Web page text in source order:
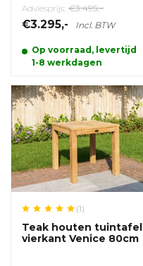
Adviesprijs: €3.495,-
€3.295,- Incl. BTW
Op voorraad, levertijd
1-8 werkdagen
(1)
Teak houten tuintafel
vierkant Venice 80cm